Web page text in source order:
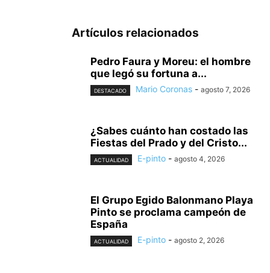
Artículos relacionados
Pedro Faura y Moreu: el hombre
que legó su fortuna a...
DESTACADO Mario Coronas - agosto 7, 2026
¿Sabes cuánto han costado las
Fiestas del Prado y del Cristo...
ACTUALIDAD E-pinto - agosto 4, 2026
El Grupo Egido Balonmano Playa
Pinto se proclama campeón de
España
ACTUALIDAD E-pinto - agosto 2, 2026